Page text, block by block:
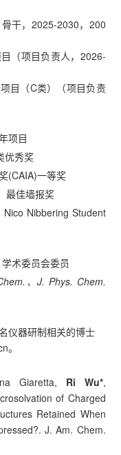
干，2025-2030，200
（项目负责人，2026-
目（C类）（项目负责
项目
优秀奖
(CAIA)一等奖
佳墙报奖
Nibbering Student
术委员会委员
、J. Phys. Chem.
仪器研制相关的博士
。
Giaretta, Ri Wu*,
of Charged
Retained When
J. Am. Chem.